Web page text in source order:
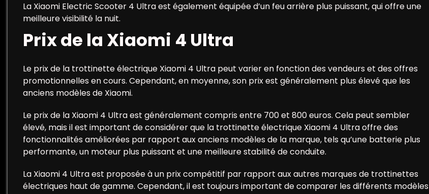
La Xiaomi Electric Scooter 4 Ultra est également équipée d’un feu arrière plus puissant, qui offre une
meilleure visibilité la nuit.
Prix de la Xiaomi 4 Ultra
Le prix de la trottinette électrique Xiaomi 4 Ultra peut varier en fonction des vendeurs et des offres
promotionnelles en cours. Cependant, en moyenne, son prix est généralement plus élevé que les
anciens modèles de Xiaomi.
Le prix de la Xiaomi 4 Ultra est généralement compris entre 700 et 800 euros. Cela peut sembler
élevé, mais il est important de considérer que la trottinette électrique Xiaomi 4 Ultra offre des
fonctionnalités améliorées par rapport aux anciens modèles de la marque, tels qu’une batterie plus
performante, un moteur plus puissant et une meilleure stabilité de conduite.
La Xiaomi 4 Ultra est proposée à un prix compétitif par rapport aux autres marques de trottinettes
électriques haut de gamme. Cependant, il est toujours important de comparer les différents modèles